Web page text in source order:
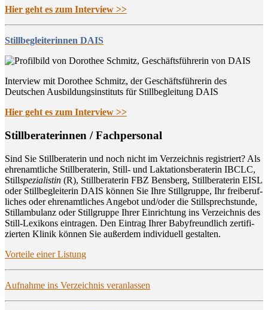
Hier geht es zum Interview >>
Stillbegleiterinnen DAIS
Interview mit Dorothee Schmitz, der Geschäftsführerin des
Deutschen Ausbildungsinstituts für Stillbegleitung DAIS
Hier geht es zum Interview >>
Still­be­ra­te­rin­nen / Fachpersonal
Sind Sie Still­be­ra­te­rin und noch nicht im Ver­zeich­nis regis­triert? Als
ehren­amt­li­che Still­be­ra­te­rin, Still- und Lak­ta­ti­ons­be­ra­te­rin IBCLC,
Stillspe­zia­lis­tin (R), Still­be­ra­te­rin FBZ Bens­berg, Still­be­ra­te­rin EISL
oder Still­be­glei­te­rin DAIS kön­nen Sie Ihre Still­grup­pe, Ihr frei­be­ruf­
li­ches oder ehren­amt­li­ches Ange­bot und/oder die Still­sprech­stun­de,
Still­am­bu­lanz oder Still­grup­pe Ihrer Ein­rich­tung ins Ver­zeich­nis des
Still-Lexi­kons ein­tra­gen. Den Ein­trag Ihrer Baby­freund­lich zer­ti­fi­
zier­ten Kli­nik kön­nen Sie außer­dem indi­vi­du­ell gestalten.
Vor­tei­le einer Listung
Auf­nah­me ins Ver­zeich­nis veranlassen